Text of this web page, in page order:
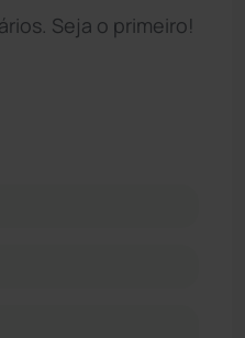
Seja o primeiro!